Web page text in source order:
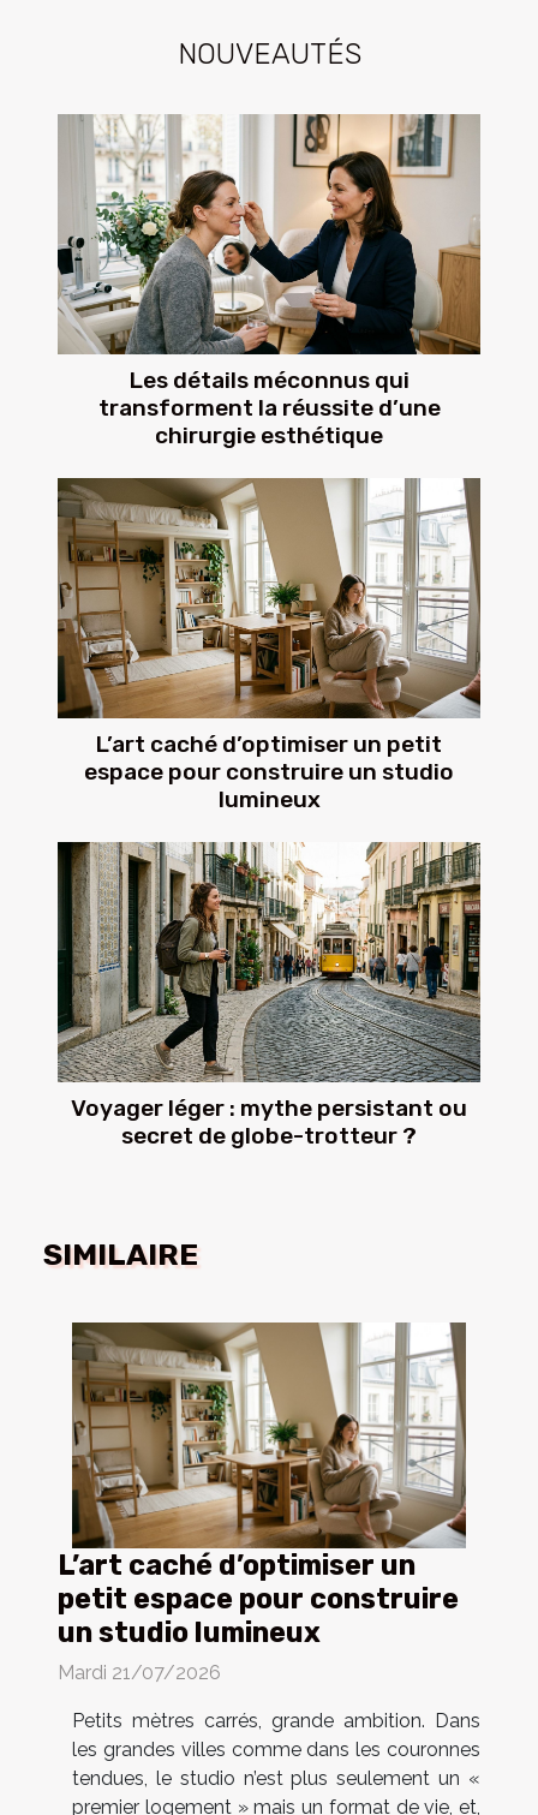
NOUVEAUTÉS
Les détails méconnus qui
transforment la réussite d’une
chirurgie esthétique
L’art caché d’optimiser un petit
espace pour construire un studio
lumineux
Voyager léger : mythe persistant ou
secret de globe-trotteur ?
SIMILAIRE
L’art caché d’optimiser un
petit espace pour construire
un studio lumineux
Mardi 21/07/2026
Petits mètres carrés, grande ambition. Dans
les grandes villes comme dans les couronnes
tendues, le studio n’est plus seulement un «
premier logement » mais un format de vie, et,